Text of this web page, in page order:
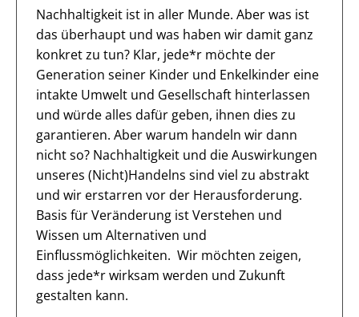
Nachhaltigkeit ist in aller Munde. Aber was ist
das überhaupt und was haben wir damit ganz
konkret zu tun? Klar, jede*r möchte der
Generation seiner Kinder und Enkelkinder eine
intakte Umwelt und Gesellschaft hinterlassen
und würde alles dafür geben, ihnen dies zu
garantieren. Aber warum handeln wir dann
nicht so? Nachhaltigkeit und die Auswirkungen
unseres (Nicht)Handelns sind viel zu abstrakt
und wir erstarren vor der Herausforderung.
Basis für Veränderung ist Verstehen und
Wissen um Alternativen und
Einflussmöglichkeiten. Wir möchten zeigen,
dass jede*r wirksam werden und Zukunft
gestalten kann.